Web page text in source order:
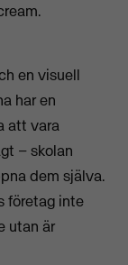
en visuell
har en
att vara
– skolan
dem själva.
företag inte
utan är